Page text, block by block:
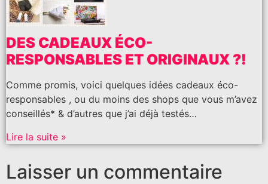
DES CADEAUX ÉCO-
RESPONSABLES ET ORIGINAUX ?!
Comme promis, voici quelques idées cadeaux éco-
responsables , ou du moins des shops que vous m’avez
conseillés* & d’autres que j’ai déjà testés…
Lire la suite »
Laisser un commentaire